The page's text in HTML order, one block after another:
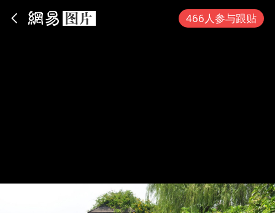
466人参与跟贴